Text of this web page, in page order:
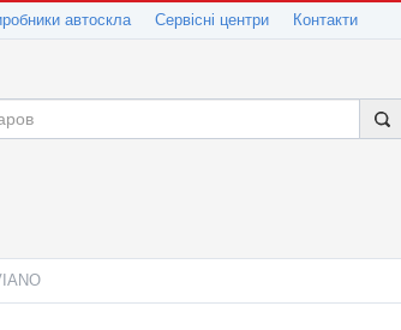
автоскла Сервісні центри Контакти